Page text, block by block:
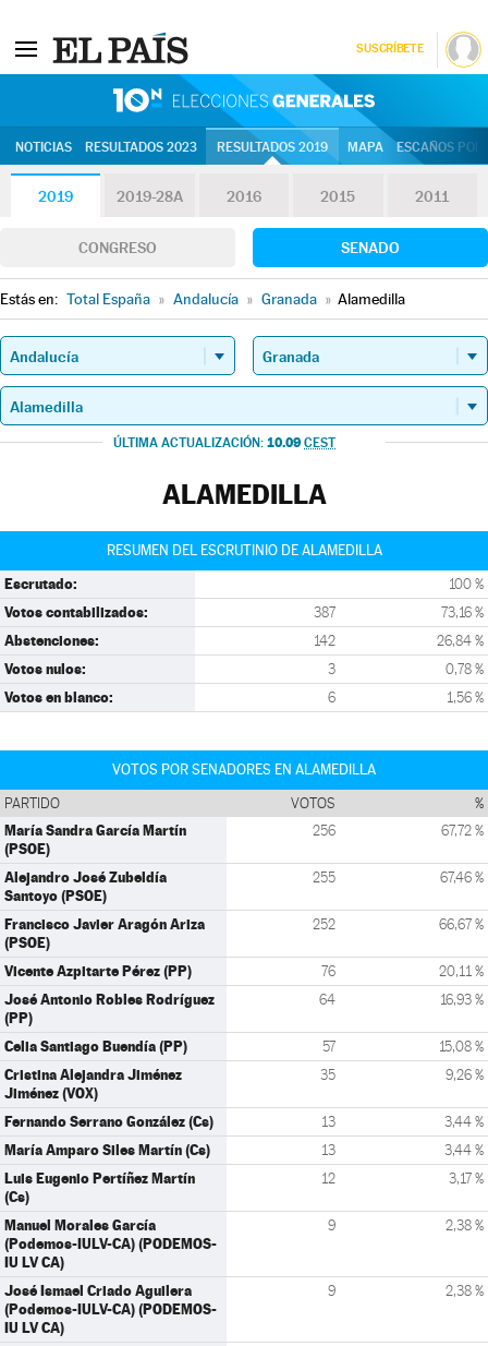
SUSCRÍBETE
NOTICIAS RESULTADOS 2023 RESULTADOS 2019 MAPA ESCAÑOS
2019 2019-28A 2016 2015 2011
CONGRESO SENADO
Estás en: Total España » Andalucía » Granada » Alamedilla
ÚLTIMA ACTUALIZACIÓN: 10.09 CEST
ALAMEDILLA
RESUMEN DEL ESCRUTINIO DE ALAMEDILLA
Escrutado: 100 %
Votos contabilizados: 387 73,16 %
Abstenciones: 142 26,84 %
Votos nulos: 3 0,78 %
Votos en blanco: 6 1,56 %
VOTOS POR SENADORES EN ALAMEDILLA
PARTIDO VOTOS %
María Sandra García Martín
(PSOE)
256 67,72 %
Alejandro José Zubeldía
Santoyo (PSOE)
255 67,46 %
Francisco Javier Aragón Ariza
(PSOE)
252 66,67 %
Vicente Azpitarte Pérez (PP) 76 20,11 %
José Antonio Robles Rodríguez
(PP)
64 16,93 %
Celia Santiago Buendía (PP) 57 15,08 %
Cristina Alejandra Jiménez
Jiménez (VOX)
35 9,26 %
Fernando Serrano González (Cs) 13 3,44 %
María Amparo Siles Martín (Cs) 13 3,44 %
Luis Eugenio Pertíñez Martín
(Cs)
12 3,17 %
Manuel Morales García
(Podemos-IULV-CA) (PODEMOS-
IU LV CA)
9 2,38 %
José Ismael Criado Aguilera
(Podemos-IULV-CA) (PODEMOS-
IU LV CA)
9 2,38 %